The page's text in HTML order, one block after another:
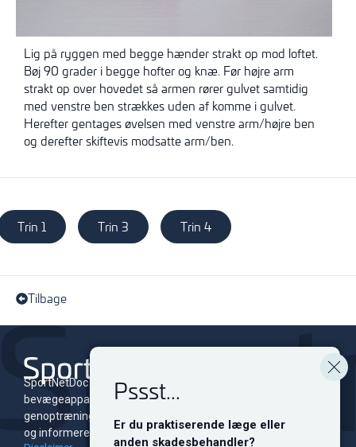
Pssst...
Er du praktiserende læge eller
anden skadesbehandler?
Lig på ryggen med begge hænder strakt op mod loftet.
Bøj 90 grader i begge hofter og knæ. Før højre arm
strakt op over hovedet så armen rører gulvet samtidig
med venstre ben strækkes uden af komme i gulvet.
Herefter gentages øvelsen med venstre arm/højre ben
og derefter skiftevis modsatte arm/ben.
Trin 1 Trin 3 Trin 4
Tilbage
SportNetDoc er et online leksikon for skader i
bevægeapparatet med tilhørende
genoptræningsprogrammer. Siden er dedikeret til at oplyse
og informere både fagfolk og sportsudøvere på alle niveauer.